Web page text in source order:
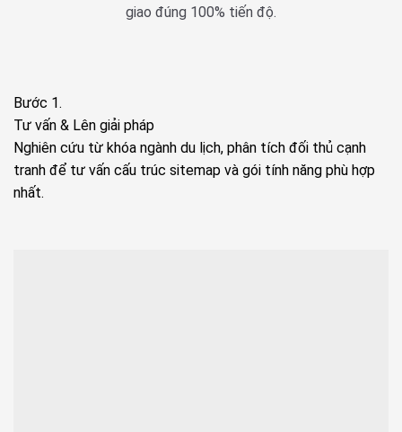
giao đúng 100% tiến độ.
Bước 1.
Tư vấn & Lên giải pháp
Nghiên cứu từ khóa ngành du lịch, phân tích đối thủ cạnh
tranh để tư vấn cấu trúc sitemap và gói tính năng phù hợp
nhất.